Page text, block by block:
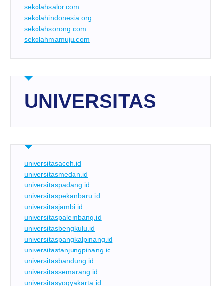
sekolahsalor.com
sekolahindonesia.org
sekolahsorong.com
sekolahmamuju.com
UNIVERSITAS
universitasaceh.id
universitasmedan.id
universitaspadang.id
universitaspekanbaru.id
universitasjambi.id
universitaspalembang.id
universitasbengkulu.id
universitaspangkalpinang.id
universitastanjungpinang.id
universitasbandung.id
universitassemarang.id
universitasyogyakarta.id